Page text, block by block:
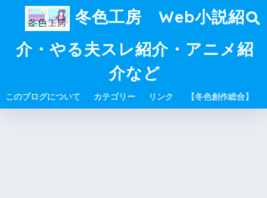
冬色工房 Web小説紹
介・やる夫スレ紹介・アニメ紹
介など
このブログについて カテゴリー リンク 【冬色創作総合】